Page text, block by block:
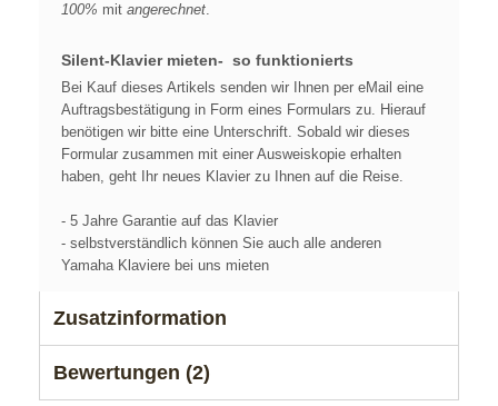
100% mit angerechnet.
Silent-Klavier mieten- so funktionierts
Bei Kauf dieses Artikels senden wir Ihnen per eMail eine
Auftragsbestätigung in Form eines Formulars zu. Hierauf
benötigen wir bitte eine Unterschrift. Sobald wir dieses
Formular zusammen mit einer Ausweiskopie erhalten
haben, geht Ihr neues Klavier zu Ihnen auf die Reise.
- 5 Jahre Garantie auf das Klavier
- selbstverständlich können Sie auch alle anderen
Yamaha Klaviere bei uns mieten
Zusatzinformation
Bewertungen (2)